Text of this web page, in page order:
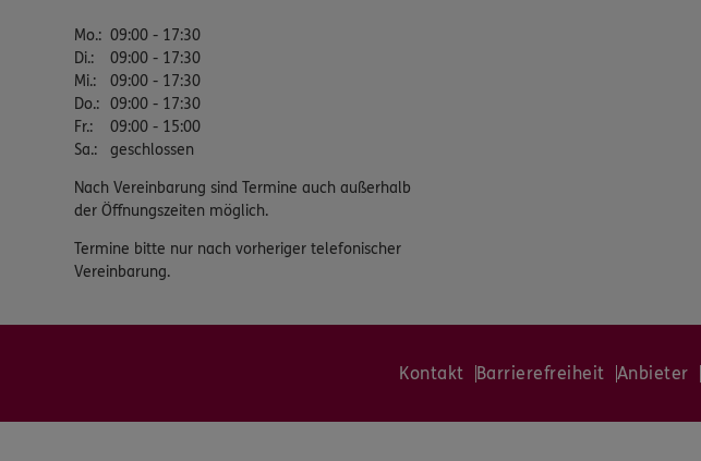
Mo.: 09:00 - 17:30
Di.:
09:00 - 17:30
Mi.:
09:00 - 17:30
Do.: 09:00 - 17:30
Fr.:
09:00 - 15:00
Sa.: geschlossen
Nach Vereinbarung sind Termine auch außerhalb
der Öffnungszeiten möglich.
Termine bitte nur nach vorheriger telefonischer
Vereinbarung.
Kontakt Barrierefreiheit Anbieter